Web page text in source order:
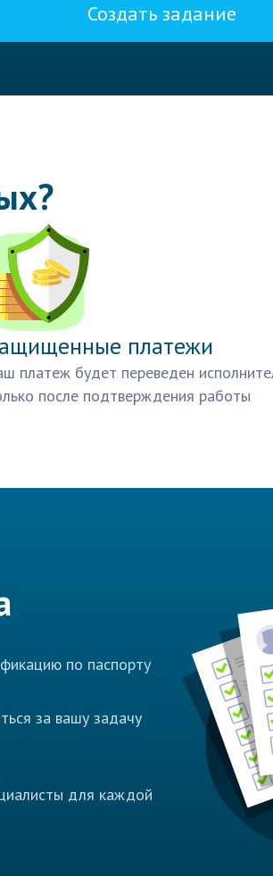
Создать задание
платежи
платеж будет переведен
после подтверждения работы
по паспорту
за вашу задачу
для каждой